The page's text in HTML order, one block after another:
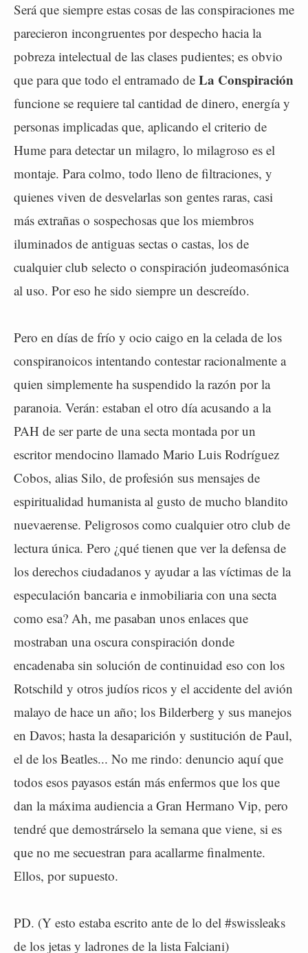
Será que siempre estas cosas de las conspiraciones me
parecieron incongruentes por despecho hacia la
pobreza intelectual de las clases pudientes; es obvio
que para que todo el entramado de La Conspiración
funcione se requiere tal cantidad de dinero, energía y
personas implicadas que, aplicando el criterio de
Hume para detectar un milagro, lo milagroso es el
montaje. Para colmo, todo lleno de filtraciones, y
quienes viven de desvelarlas son gentes raras, casi
más extrañas o sospechosas que los miembros
iluminados de antiguas sectas o castas, los de
cualquier club selecto o conspiración judeomasónica
al uso. Por eso he sido siempre un descreído.
Pero en días de frío y ocio caigo en la celada de los
conspiranoicos intentando contestar racionalmente a
quien simplemente ha suspendido la razón por la
paranoia. Verán: estaban el otro día acusando a la
PAH de ser parte de una secta montada por un
escritor mendocino llamado Mario Luis Rodríguez
Cobos, alias Silo, de profesión sus mensajes de
espiritualidad humanista al gusto de mucho blandito
nuevaerense. Peligrosos como cualquier otro club de
lectura única. Pero ¿qué tienen que ver la defensa de
los derechos ciudadanos y ayudar a las víctimas de la
especulación bancaria e inmobiliaria con una secta
como esa? Ah, me pasaban unos enlaces que
mostraban una oscura conspiración donde
encadenaba sin solución de continuidad eso con los
Rotschild y otros judíos ricos y el accidente del avión
malayo de hace un año; los Bilderberg y sus manejos
en Davos; hasta la desaparición y sustitución de Paul,
el de los Beatles... No me rindo: denuncio aquí que
todos esos payasos están más enfermos que los que
dan la máxima audiencia a Gran Hermano Vip, pero
tendré que demostrárselo la semana que viene, si es
que no me secuestran para acallarme finalmente.
Ellos, por supuesto.
PD. (Y esto estaba escrito ante de lo del #swissleaks
de los jetas y ladrones de la lista Falciani)